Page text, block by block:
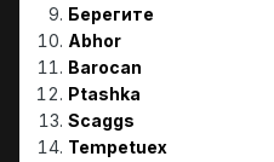
Берегите
Abhor
Barocan
Ptashka
Scaggs
Tempetuex